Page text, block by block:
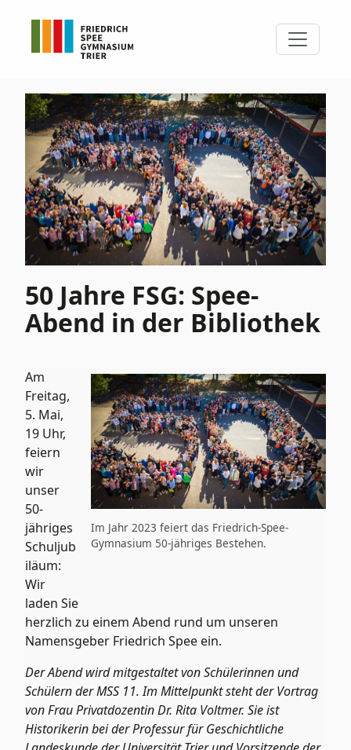
50 Jahre FSG: Spee-
Abend in der Bibliothek
Im Jahr 2023 feiert das Friedrich-Spee-
Gymnasium 50-jähriges Bestehen.
Am
Freitag,
5. Mai,
19 Uhr,
feiern
wir
unser
50-
jähriges
Schuljub
iläum:
Wir
laden Sie
herzlich zu einem Abend rund um unseren
Namensgeber Friedrich Spee ein.
Der Abend wird mitgestaltet von Schülerinnen und
Schülern der MSS 11. Im Mittelpunkt steht der Vortrag
von Frau Privatdozentin Dr. Rita Voltmer. Sie ist
Historikerin bei der Professur für Geschichtliche